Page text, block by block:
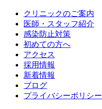
クリニックのご案内
医師・スタッフ紹介
感染防止対策
初めての方へ
アクセス
採用情報
新着情報
ブログ
プライバシーポリシー